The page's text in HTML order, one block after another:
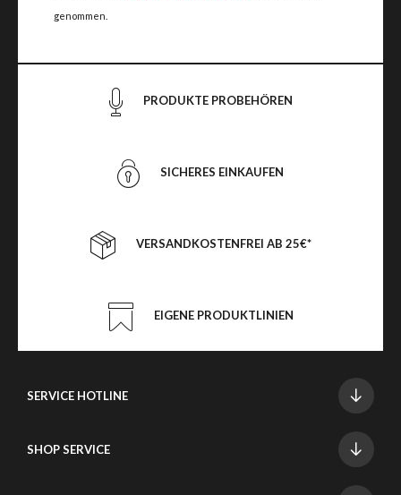
genommen.
PRODUKTE PROBEHÖREN
SICHERES EINKAUFEN
VERSANDKOSTENFREI AB 25€*
EIGENE PRODUKTLINIEN
SERVICE HOTLINE
SHOP SERVICE